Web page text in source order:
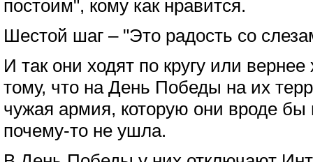
постоим", кому как нравится.
Шестой шаг – "Это радость со
И так они ходят по кругу или
тому, что на День Победы на их
чужая армия, которую они вроде бы
почему-то не ушла.